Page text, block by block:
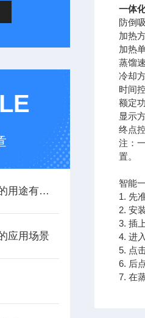
全自动一体化蒸馏仪的用途有哪些
应用场景
一体
防倒
加热
加热
蒸馏
冷却
时间
额定
显示
终点
注：
置。
智能
1. 先
2. 安
3. 插
4. 进
5. 点
6. 后
7. 在